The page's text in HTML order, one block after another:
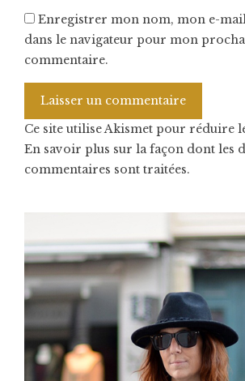
Enregistrer mon nom, mon e-
dans le navigateur pour mon
commentaire.
Ce site utilise Akismet pour réduire
En savoir plus sur la façon dont les
commentaires sont traitées.